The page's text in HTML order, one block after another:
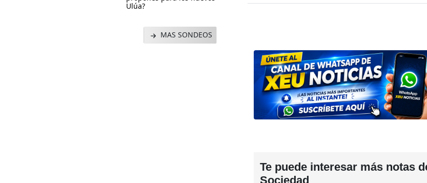
Ulúa?
MAS SONDEOS
Te puede interesar más notas
Sociedad